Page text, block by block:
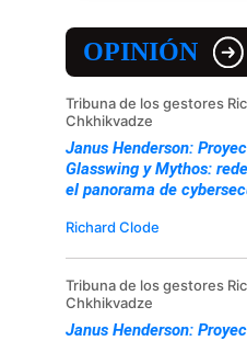
OPINIÓN
Tribuna de los gestores
Chkhikvadze
Janus Henderson:
Glasswing y Mythos:
el panorama de
Richard Clode
Tribuna de los gestores
Chkhikvadze
Janus Henderson: